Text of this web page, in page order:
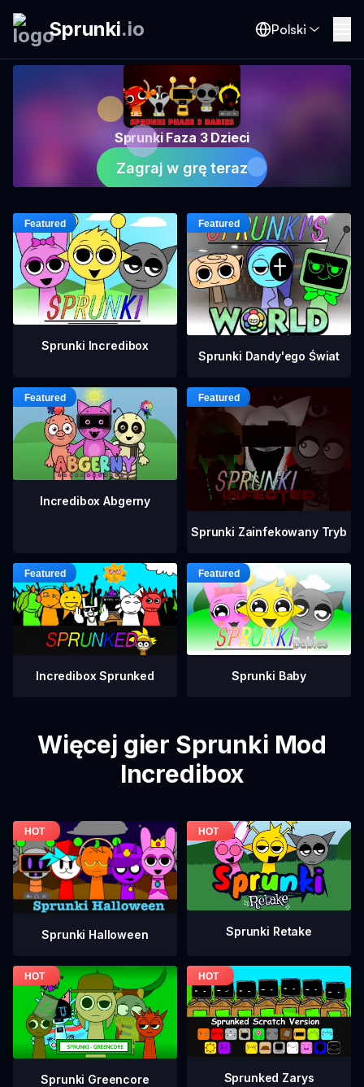
Sprunki.io Polski
Sprunki Faza 3 Dzieci
Zagraj w grę teraz
Sprunki Incredibox
Sprunki Dandy'ego Świat
Incredibox Abgerny
Sprunki Zainfekowany Tryb
Incredibox Sprunked Sprunki Baby
Więcej gier Sprunki Mod
Incredibox
Sprunki Halloween Sprunki Retake
Sprunki Greencore Sprunked Zarys